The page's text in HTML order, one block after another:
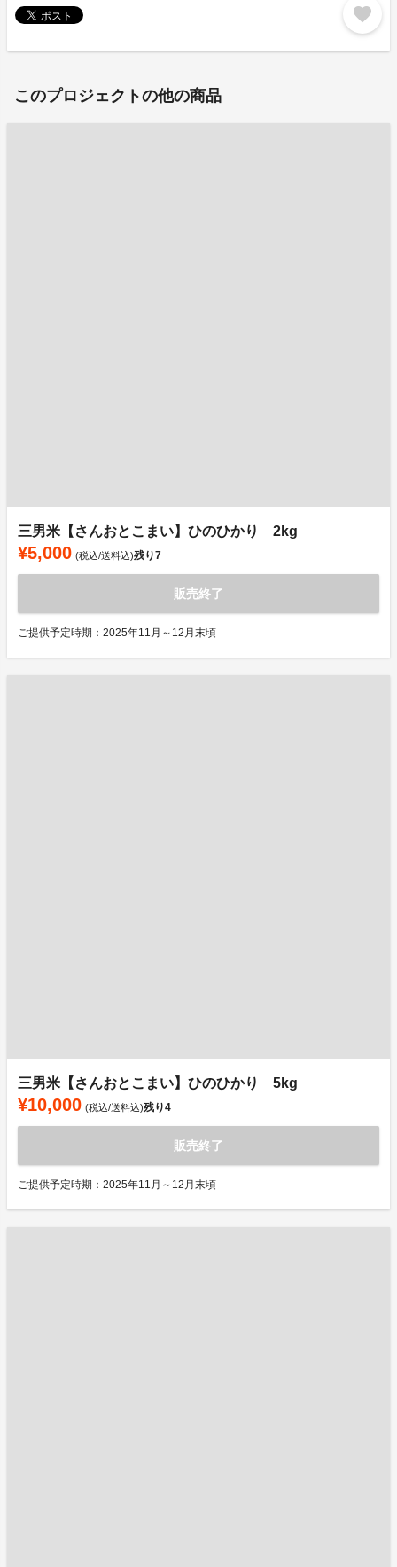
favorite
このプロジェクトの他の商品
三男米【さんおとこまい】ひのひかり 2kg
¥5,000 (税込/送料込)残り7
販売終了
ご提供予定時期：2025年11月～12月末頃
三男米【さんおとこまい】ひのひかり 5kg
¥10,000 (税込/送料込)残り4
販売終了
ご提供予定時期：2025年11月～12月末頃